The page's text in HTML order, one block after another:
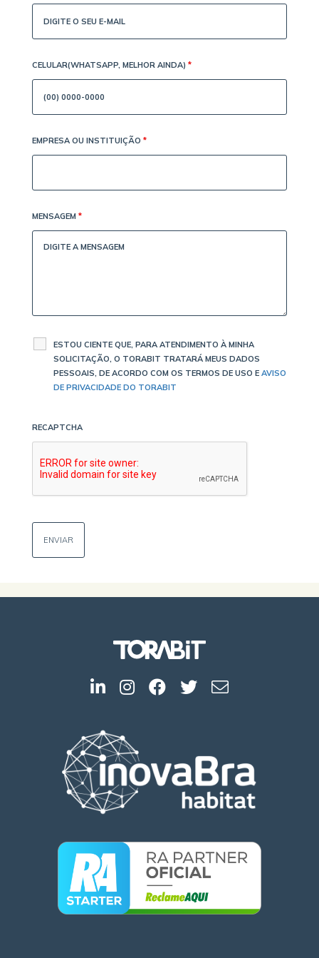
CELULAR(WHATSAPP, MELHOR AINDA) *
EMPRESA OU INSTITUIÇÃO *
MENSAGEM *
ESTOU CIENTE QUE, PARA ATENDIMENTO À MINHA
SOLICITAÇÃO, O TORABIT TRATARÁ MEUS DADOS
PESSOAIS, DE ACORDO COM OS TERMOS DE USO E AVISO
DE PRIVACIDADE DO TORABIT
RECAPTCHA